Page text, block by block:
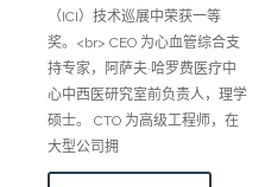
（ICI）技术巡展中荣获一等
奖。<br> CEO 为心血管综合支
持专家，阿萨夫·哈罗费医疗中
心中西医研究室前负责人，理学
硕士。 CTO 为高级工程师，在
大型公司拥